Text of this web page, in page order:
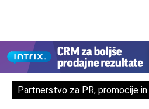
Partnerstvo za PR, promocije